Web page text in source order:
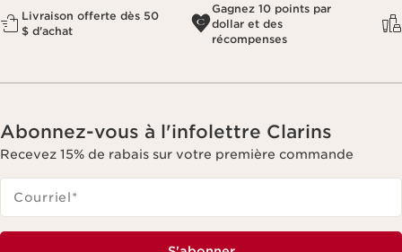
Livraison offerte dès 50
$ d'achat
Gagnez 10 points par
dollar et des
récompenses
Abonnez-vous à l'infolettre Clarins
Recevez 15% de rabais sur votre première commande
Courriel*